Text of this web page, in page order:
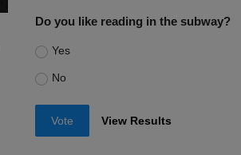
Do you like reading in the subway?
Yes
No
Vote View Results